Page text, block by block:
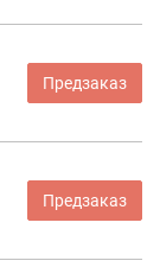
Предзаказ
Предзаказ